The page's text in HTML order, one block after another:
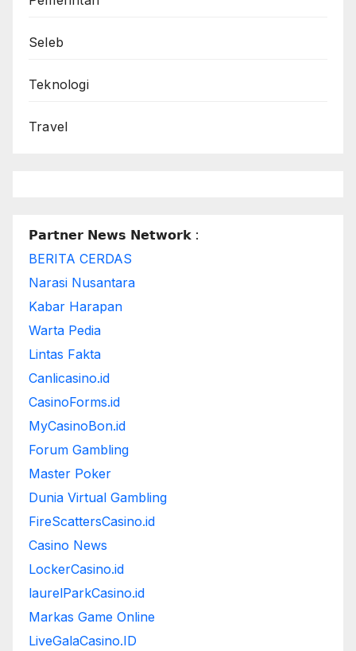
Seleb
Teknologi
Travel
𝗣𝗮𝗿𝘁𝗻𝗲𝗿 𝗡𝗲𝘄𝘀 𝗡𝗲𝘁𝘄𝗼𝗿𝗸 :
BERITA CERDAS
Narasi Nusantara
Kabar Harapan
Warta Pedia
Lintas Fakta
Canlicasino.id
CasinoForms.id
MyCasinoBon.id
Forum Gambling
Master Poker
Dunia Virtual Gambling
FireScattersCasino.id
Casino News
LockerCasino.id
laurelParkCasino.id
Markas Game Online
LiveGalaCasino.ID